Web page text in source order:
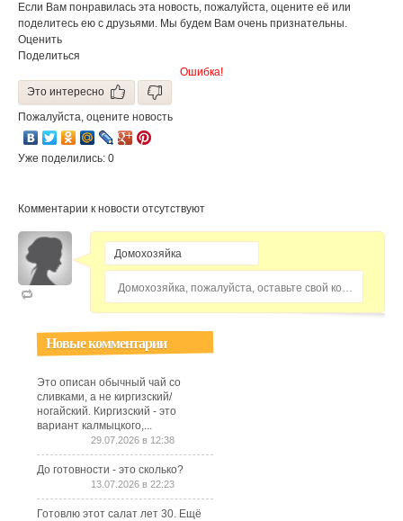
Если Вам понравилась эта новость, пожалуйста, оцените её или
поделитесь ею с друзьями. Мы будем Вам очень признательны.
Оценить
Поделиться
Ошибка!
Это интересно
Пожалуйста, оцените новость
Уже поделились: 0
Комментарии к новости отсутствуют
Домохозяйка, пожалуйста, оставьте свой комментарий...
Новые комментарии
Это описан обычный чай со
сливками, а не киргизский/
ногайский. Киргизский - это
вариант калмыцкого,...
29.07.2026 в 12:38
До готовности - это сколько?
13.07.2026 в 22:23
Готовлю этот салат лет 30. Ещё